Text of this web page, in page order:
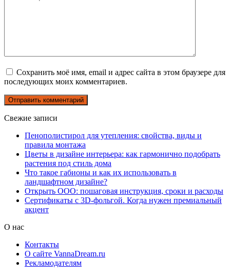
Сохранить моё имя, email и адрес сайта в этом браузере для
последующих моих комментариев.
Свежие записи
Пенополистирол для утепления: свойства, виды и
правила монтажа
Цветы в дизайне интерьера: как гармонично подобрать
растения под стиль дома
Что такое габионы и как их использовать в
ландшафтном дизайне?
Открыть ООО: пошаговая инструкция, сроки и расходы
Сертификаты с 3D-фольгой. Когда нужен премиальный
акцент
О нас
Контакты
О сайте VannaDream.ru
Рекламодателям